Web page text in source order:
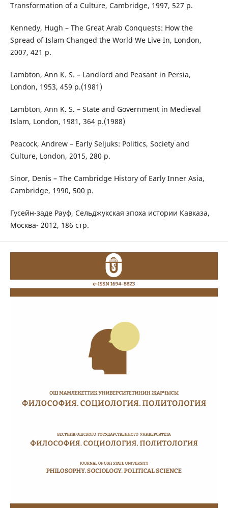
Transformation of a Culture, Cambridge, 1997, 527 p.
Kennedy, Hugh – The Great Arab Conquests: How the
Spread of Islam Changed the World We Live In, London,
2007, 421 p.
Lambton, Ann K. S. – Landlord and Peasant in Persia,
London, 1953, 459 p.(1981)
Lambton, Ann K. S. – State and Government in Medieval
Islam, London, 1981, 364 p.(1988)
Peacock, Andrew – Early Seljuks: Politics, Society and
Culture, London, 2015, 280 p.
Sinor, Denis – The Cambridge History of Early Inner Asia,
Cambridge, 1990, 500 p.
Гусейн-заде Рауф, Сельджукская эпоха истории Кавказа,
Москва- 2012, 186 стр.